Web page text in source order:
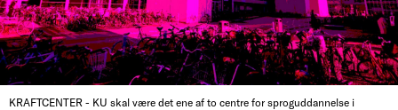
KRAFTCENTER - KU skal være det ene af to centre for sproguddannelse i